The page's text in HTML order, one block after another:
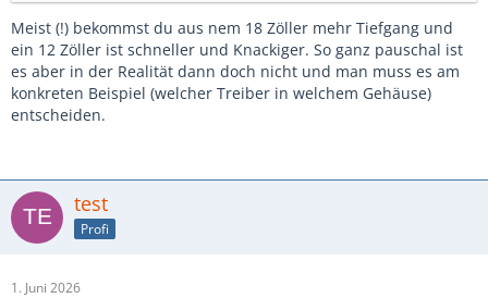
Meist (!) bekommst du aus nem 18 Zöller mehr Tiefgang und
ein 12 Zöller ist schneller und Knackiger. So ganz pauschal ist
es aber in der Realität dann doch nicht und man muss es am
konkreten Beispiel (welcher Treiber in welchem Gehäuse)
entscheiden.
test
Profi
1. Juni 2026